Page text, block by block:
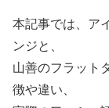
本記事では、ア
ンジと、
山善のフラット
徴や違い、